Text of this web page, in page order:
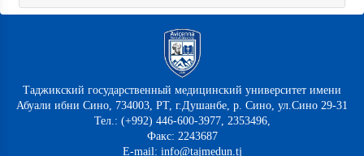
Таджикский государственный медицинский университет имени
Абуали ибни Сино, 734003, РТ, г.Душанбе, р. Сино, ул.Сино 29-31
Тел.: (+992) 446-600-3977, 2353496,
Факс: 2243687
E-mail: info@tajmedun.tj